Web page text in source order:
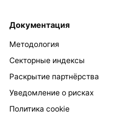
Документация
Методология
Секторные индексы
Раскрытие партнёрства
Уведомление о рисках
Политика cookie